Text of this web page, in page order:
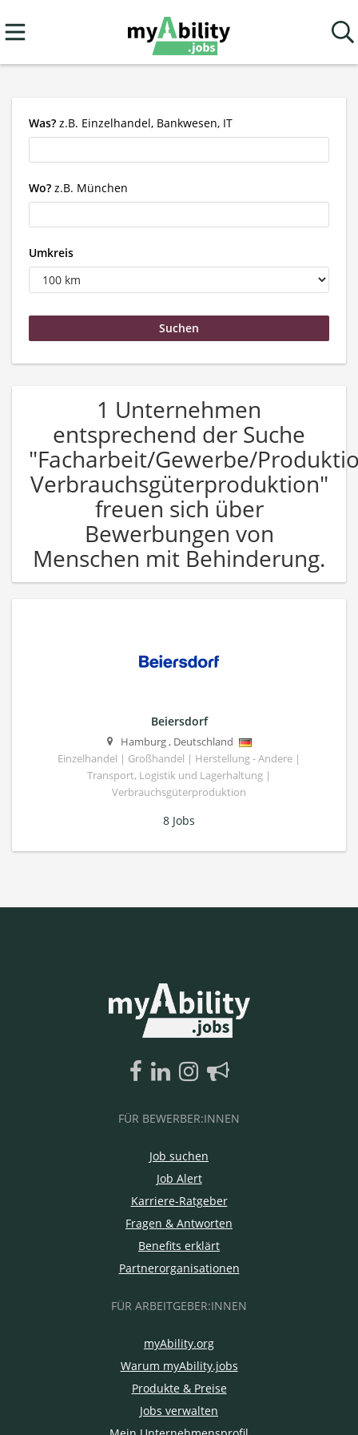
Was? z.B. Einzelhandel, Bankwesen, IT
Wo? z.B. München
Umkreis
1 Unternehmen
entsprechend der Suche
"Facharbeit/Gewerbe/
Verbrauchsgüterproduktion"
freuen sich über
Bewerbungen von
Menschen mit Behinderung.
Beiersdorf
Hamburg, Deutschland
Einzelhandel | Großhandel | Herstellung - Andere |
Transport, Logistik und Lagerhaltung |
Verbrauchsgüterproduktion
8 Jobs
FÜR BEWERBER:INNEN
Job suchen
Job Alert
Karriere-Ratgeber
Fragen & Antworten
Benefits erklärt
Partnerorganisationen
FÜR ARBEITGEBER:INNEN
myAbility.org
Warum myAbility.jobs
Produkte & Preise
Jobs verwalten